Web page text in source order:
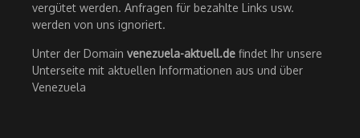
vergütet werden. Anfragen für bezahlte Links usw.
werden von uns ignoriert.
Unter der Domain venezuela-aktuell.de findet Ihr unsere
Unterseite mit aktuellen Informationen aus und über
Venezuela